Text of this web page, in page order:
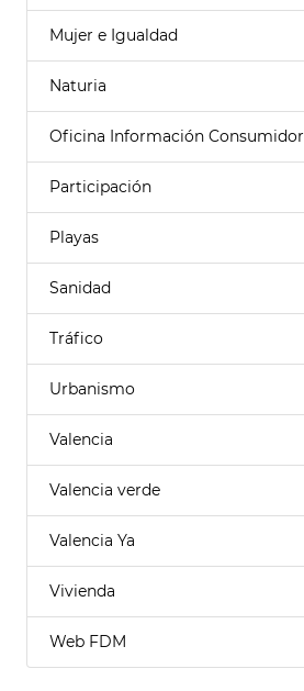
Mujer e Igualdad
Naturia
Oficina Información Consumidor
Participación
Playas
Sanidad
Tráfico
Urbanismo
Valencia
Valencia verde
Valencia Ya
Vivienda
Web FDM